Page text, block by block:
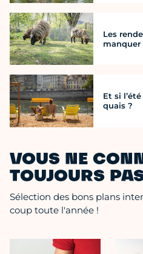
Les
Et si
quais ?
VOUS NE
TOUJOURS
Sélection des bons plans
coup toute l'année !